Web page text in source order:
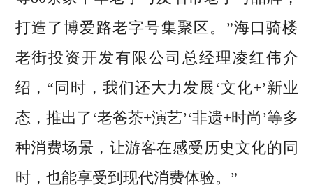
打造了博爱路老字号集聚区。”海口骑楼
老街投资开发有限公司总经理凌红伟介
绍，“同时，我们还大力发展‘文化+’新业
态，推出了‘老爸茶+演艺’‘非遗+时尚’等多
种消费场景，让游客在感受历史文化的同
时，也能享受到现代消费体验。”